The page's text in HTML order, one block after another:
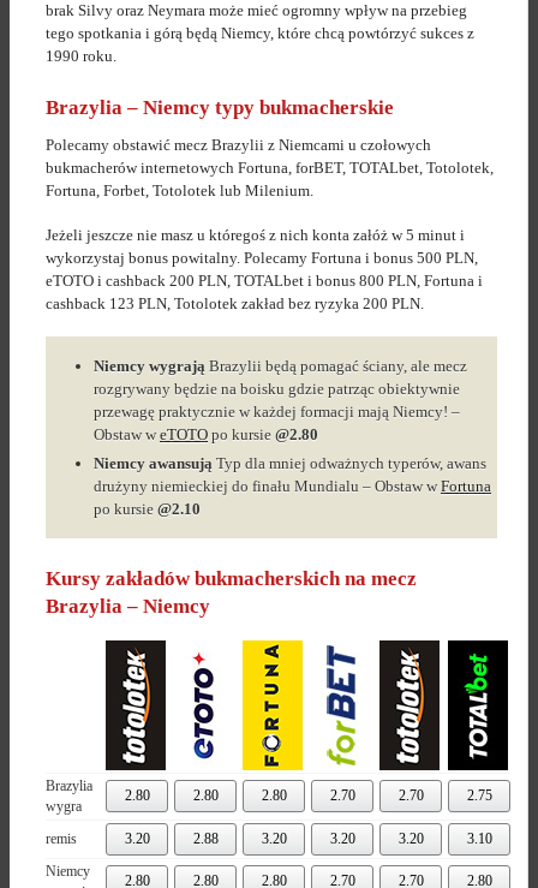
brak Silvy oraz Neymara może mieć ogromny wpływ na przebieg
tego spotkania i górą będą Niemcy, które chcą powtórzyć sukces z
1990 roku.
Brazylia – Niemcy typy bukmacherskie
Polecamy obstawić mecz Brazylii z Niemcami u czołowych
bukmacherów internetowych Fortuna, forBET, TOTALbet, Totolotek,
Fortuna, Forbet, Totolotek lub Milenium.
Jeżeli jeszcze nie masz u któregoś z nich konta załóż w 5 minut i
wykorzystaj bonus powitalny. Polecamy Fortuna i bonus 500 PLN,
eTOTO i cashback 200 PLN, TOTALbet i bonus 800 PLN, Fortuna i
cashback 123 PLN, Totolotek zakład bez ryzyka 200 PLN.
Niemcy wygrają Brazylii będą pomagać ściany, ale mecz
rozgrywany będzie na boisku gdzie patrząc obiektywnie
przewagę praktycznie w każdej formacji mają Niemcy! –
Obstaw weTOTO po kursie @2.80
Niemcy awansują Typ dla mniej odważnych typerów, awans
drużyny niemieckiej do finału Mundialu – Obstaw wFortuna
po kursie @2.10
Kursy zakładów bukmacherskich na mecz
Brazylia – Niemcy
Brazylia
wygra
2.80 2.80 2.80 2.70 2.70 2.75
remis 3.20 2.88 3.20 3.20 3.20
3.10
Niemcy
2.80 2.80 2.80 2.70 2.70 2.80